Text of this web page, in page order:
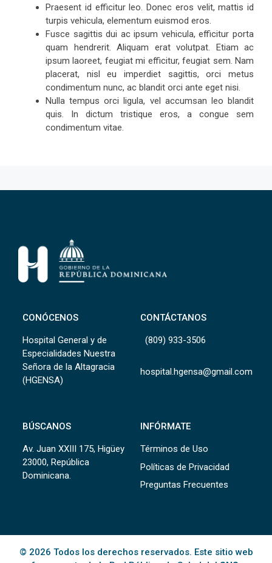
Praesent id efficitur leo. Donec eros velit, mattis id
turpis vehicula, elementum euismod eros.
Fusce sagittis dui ac ipsum vehicula, efficitur porta
quam hendrerit. Aliquam erat volutpat. Etiam ac
ipsum laoreet, feugiat mi efficitur, feugiat sem. Nam
placerat, nisl eu imperdiet sagittis, orci metus
condimentum nunc, ac blandit orci ante eget nisi.
Nulla tempus orci ligula, vel accumsan leo blandit
quis. In dictum tristique eros, a congue sem
condimentum vitae.
CONÓCENOS
Hospital General y de
Especialidades Nuestra
Señora de la Altagracia
(HGENSA)
CONTÁCTANOS
(809) 933-3506
hospital.hgensa@gmail.com
BÚSCANOS
Av. Juan XXIII 175, Higüey
23000, República
Dominicana.
INFÓRMATE
Términos de Uso
Políticas de Privacidad
Preguntas Frecuentes
© 2026 Todos los derechos reservados. Este sitio web